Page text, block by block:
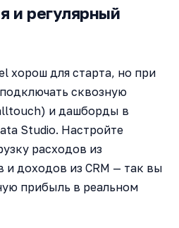
и регулярный
хорош для старта, но при
сквозную
и дашборды в
Studio. Настройте
расходов из
и доходов из CRM — так вы
прибыль в реальном